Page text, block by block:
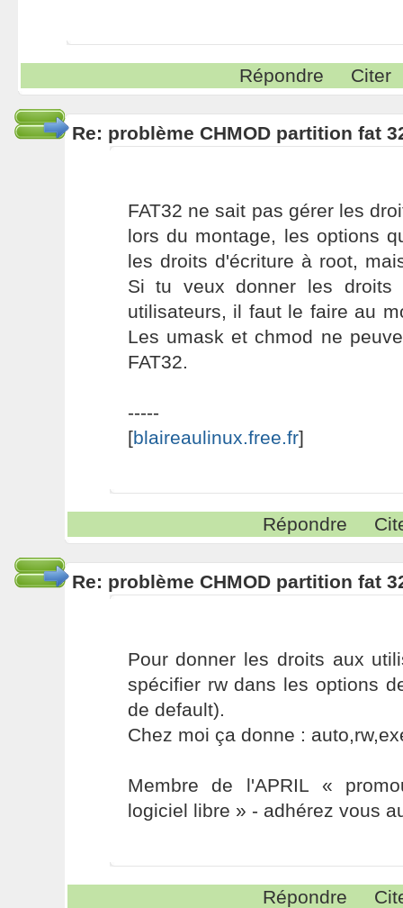
Répondre Citer
Re: problème CHMOD partition fat
FAT32 ne sait pas gérer les
lors du montage, les options
les droits d'écriture à root,
Si tu veux donner les droits
utilisateurs, il faut le faire au
Les umask et chmod ne
FAT32.
-----
[blaireaulinux.free.fr]
Répondre
Re: problème CHMOD partition fat
Pour donner les droits aux
spécifier rw dans les options
de default).
Chez moi ça donne :
Membre de l'APRIL «
logiciel libre » - adhérez vous
Répondre